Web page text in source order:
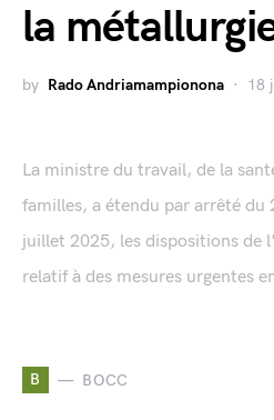
la
by Rado Andriamampionona 18
La ministre du travail, de la
familles, a étendu par arrêté du
juillet 2025, les dispositions de
relatif à des mesures urgentes
B BOCC